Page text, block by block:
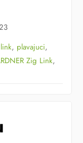
link, plavajuci,
Zig Link,